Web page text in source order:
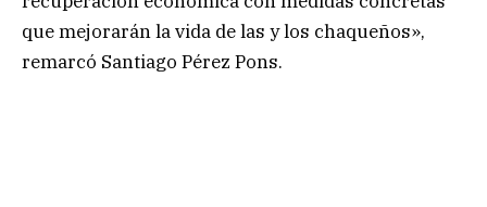
que mejorarán la vida de las y los chaqueños»,
remarcó Santiago Pérez Pons.